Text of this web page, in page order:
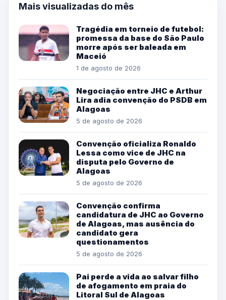
Mais visualizadas do mês
Tragédia em torneio de futebol:
promessa da base do São Paulo
morre após ser baleada em
Maceió
1 de agosto de 2026
Negociação entre JHC e Arthur
Lira adia convenção do PSDB em
Alagoas
5 de agosto de 2026
Convenção oficializa Ronaldo
Lessa como vice de JHC na
disputa pelo Governo de
Alagoas
5 de agosto de 2026
Convenção confirma
candidatura de JHC ao Governo
de Alagoas, mas ausência do
candidato gera
questionamentos
5 de agosto de 2026
Pai perde a vida ao salvar filho
de afogamento em praia do
Litoral Sul de Alagoas